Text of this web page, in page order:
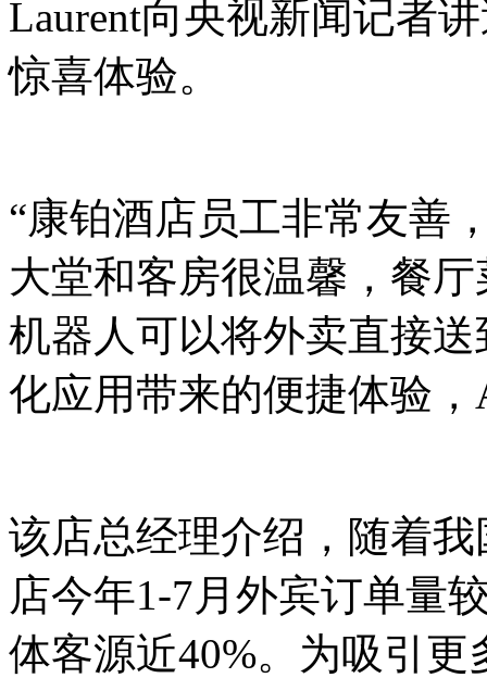
Laurent向央视新闻记者
惊喜体验。
“康铂酒店员工非常友善
大堂和客房很温馨，餐
机器人可以将外卖直接
化应用带来的便捷体验，
该店总经理介绍，随着
店今年1-7月外宾订单量
体客源近40%。为吸引